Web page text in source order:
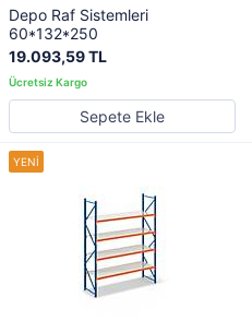
Depo Raf Sistemleri
60*132*250
19.093,59 TL
Sepete Ekle